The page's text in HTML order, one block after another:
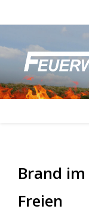
Inhalt
Brand im
Freien